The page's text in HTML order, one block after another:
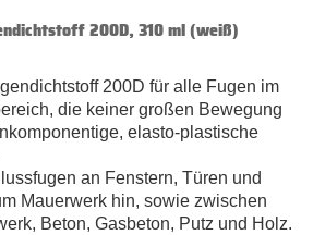
200D, 310 ml (weiß)
200D für alle Fugen im
die keiner großen Bewegung
elasto-plastische
an Fenstern, Türen und
Mauerwerk hin, sowie zwischen
Beton, Gasbeton, Putz und Holz.